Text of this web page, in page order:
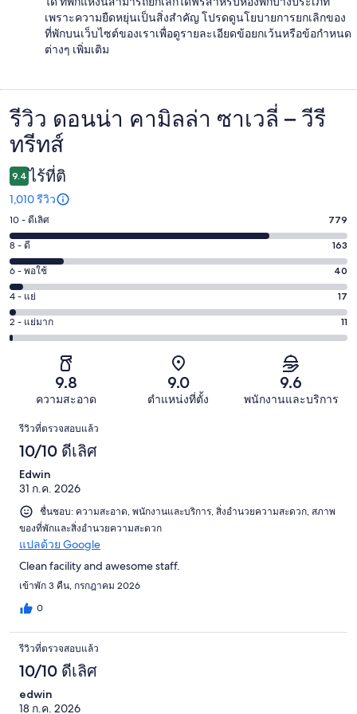
เพราะความยืดหยุ่นเป็นสิ่งสำคัญ โปรดดูนโยบายการยกเลิกของ
ที่พักบนเว็บไซต์ของเราเพื่อดูรายละเอียดข้อยกเว้นหรือข้อกำหนด
ต่างๆ เพิ่มเติม
รีวิว
รีวิว ดอนน่า คามิลล่า ซาเวลี่ – วีรี
ทรีทส์
9.4 ไร้ที่ติ
1,010 รีวิว
คะแนน
10
-
ดี
เลิศ
779
จาก
10 - ดีเลิศ 779
คะแนน
8
-
ดี
163
จาก
8 - ดี 163
คะแนน
6
-
พอใช้
40
6 - พอใช้ 40
คะแนน
4
-
รีวิว
4 - แย่ 17
คะแนน
2
จาก
1010
รีวิว
2 - แย่มาก 11
9.8
ความสะอาด
9.0
ตำแหน่งที่ตั้ง
9.6
พนักงานและบริการ
รีวิว
รีวิวที่ตรวจสอบแล้ว
10/10 ดีเลิศ
Edwin
31 ก.ค. 2026
ชื่นชอบ: ความสะอาด, พนักงานและบริการ, สิ่งอำนวยความสะดวก, สภาพ
ของที่พักและสิ่งอำนวยความสะดวก
แปลด้วย Google
Clean facility and awesome staff.
เข้าพัก 3 คืน, กรกฎาคม 2026
0
รีวิวที่ตรวจสอบแล้ว
10/10 ดีเลิศ
edwin
18 ก.ค. 2026